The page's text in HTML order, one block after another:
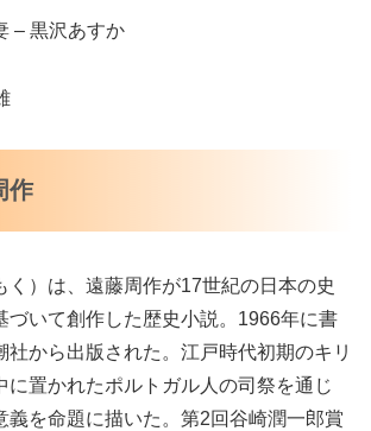
– 黒沢あすか
作
く）は、遠藤周作が17世紀の日本の史
づいて創作した歴史小説。1966年に書
社から出版された。江戸時代初期のキリ
に置かれたポルトガル人の司祭を通じ
義を命題に描いた。第2回谷崎潤一郎賞